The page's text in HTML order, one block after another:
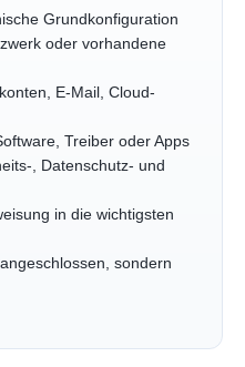
Grundkonfiguration
oder vorhandene
E-Mail, Cloud-
Treiber oder Apps
, Datenschutz- und
in die wichtigsten
sondern